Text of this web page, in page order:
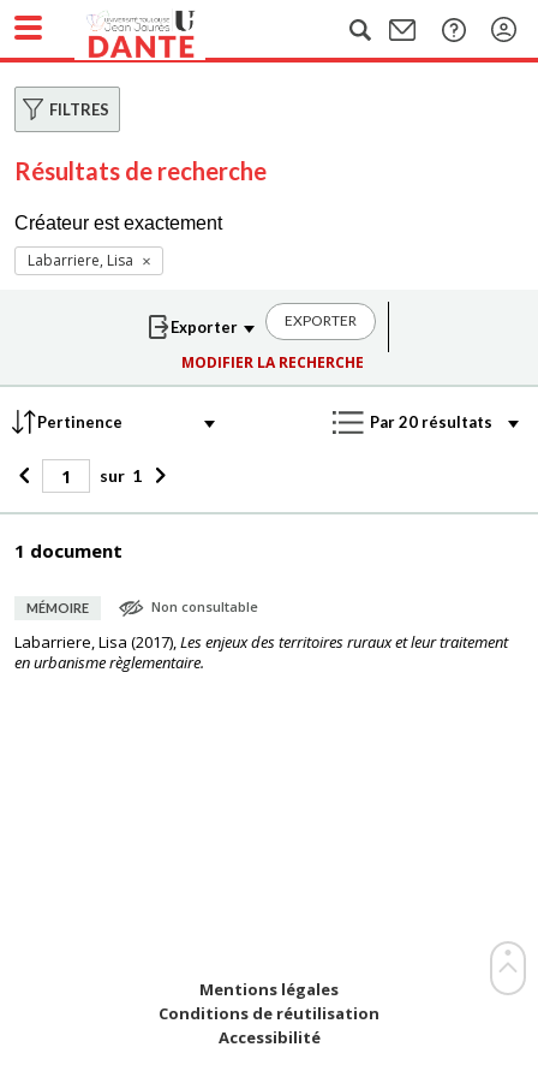
FILTRES
Résultats de recherche
Créateur est exactement
Labarriere, Lisa
EXPORTER
MODIFIER LA RECHERCHE
sur 1
1 document
MÉMOIRE Non consultable
Labarriere, Lisa (2017),Les enjeux des territoires ruraux et leur traitement
en urbanisme règlementaire.
Mentions légales
Conditions de réutilisation
Accessibilité